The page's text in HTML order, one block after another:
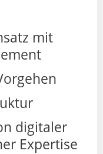
mit
digitaler
Expertise